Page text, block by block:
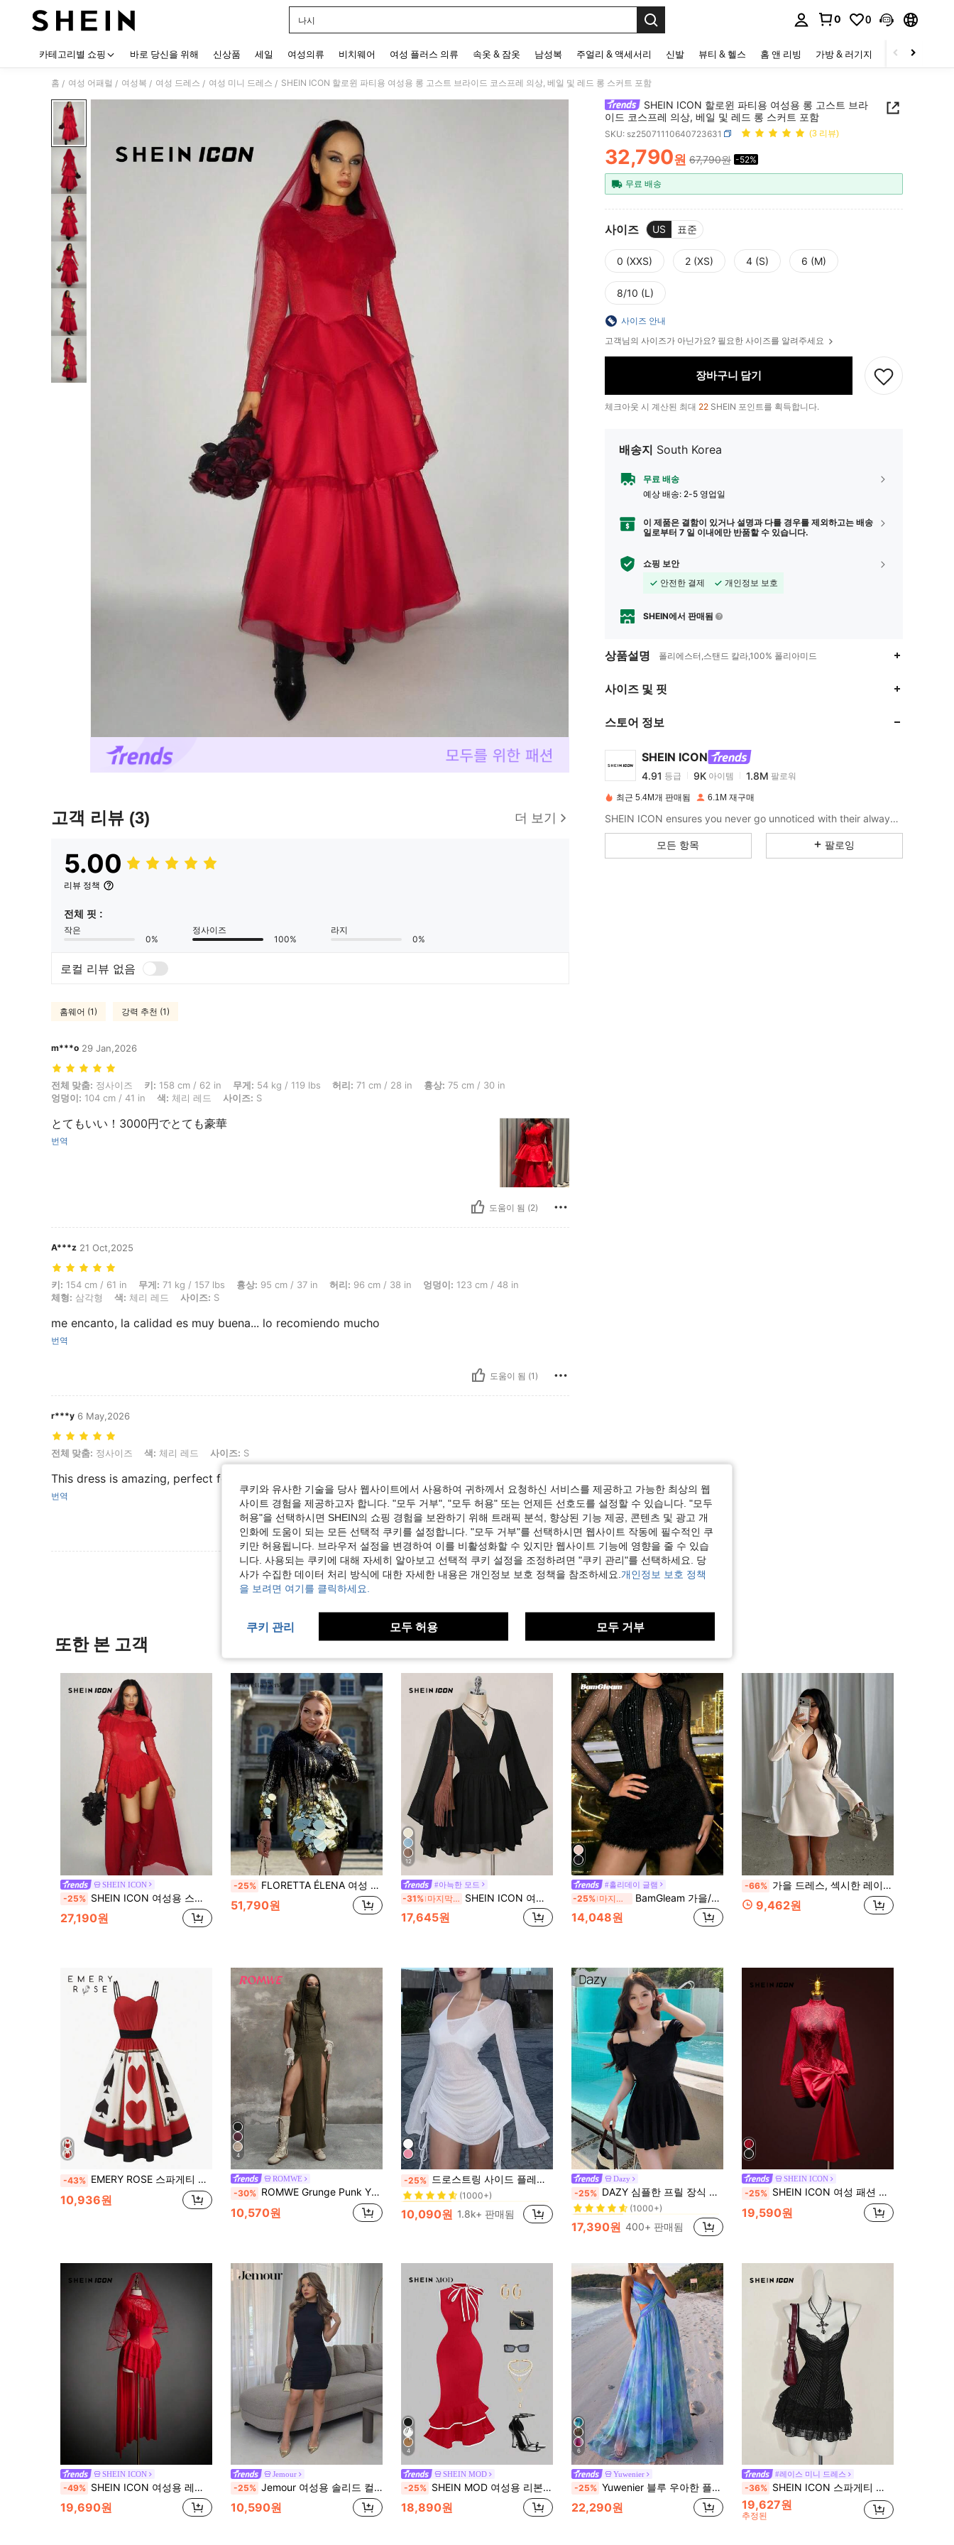
나시
0 0
카테고리별 쇼핑 바로 당신을 위해 신상품 세일 여성의류 비치웨어 여성 플러스 의류 속옷 & 잠옷 남성복 주얼리 & 액세서리 신발 뷰티 & 헬스 홈 앤 리빙 가방 & 러기지 스포츠 & 아웃
홈 / 여성 어패럴 / 여성복 / 여성 드레스 / 여성 미니 드레스 / SHEIN ICON 할로윈 파티용 여성용 롱 고스트 브라이드 코스프레 의상, 베일 및 레드 롱 스커트 포함
고객 리뷰 (3) 더 보기
5.00
리뷰 정책
전체 핏 :
작은
0%
정사이즈
100%
라지
0%
로컬 리뷰 없음
홈웨어 (1) 강력 추천 (1)
m***o 29 Jan,2026
전체 맞춤: 정사이즈, 키: 158 cm / 62 in, 무게: 54 kg / 119 lbs, 허리: 71 cm / 28 in, 흉상: 75 cm / 30 in, 엉덩이: 104 cm / 41 in, 색: 체리 레드, 사이즈: S
전체 맞춤: 정사이즈 키: 158 cm / 62 in 무게: 54 kg / 119 lbs 허리: 71 cm / 28 in 흉상: 75 cm / 30 in
엉덩이: 104 cm / 41 in 색: 체리 레드 사이즈: S
とてもいい！3000円でとても豪華
번역
도움이 됨 (2)
A***z 21 Oct,2025
키: 154 cm / 61 in, 무게: 71 kg / 157 lbs, 흉상: 95 cm / 37 in, 허리: 96 cm / 38 in, 엉덩이: 123 cm / 48 in, 체형: 삼각형, 색: 체리 레드, 사이즈: S
키: 154 cm / 61 in 무게: 71 kg / 157 lbs 흉상: 95 cm / 37 in 허리: 96 cm / 38 in 엉덩이: 123 cm / 48 in
체형: 삼각형 색: 체리 레드 사이즈: S
me encanto, la calidad es muy buena... lo recomiendo mucho
번역
도움이 됨 (1)
r***y 6 May,2026
전체 맞춤: 정사이즈, 색: 체리 레드, 사이즈: S
전체 맞춤: 정사이즈 색: 체리 레드 사이즈: S
This dress is amazing, perfect for Lydia deetz.
번역
도움이 됨 (0)
SHEIN ICON 할로윈 파티용 여성용 롱 고스트 브라
이드 코스프레 의상, 베일 및 레드 롱 스커트 포함
SKU: sz25071110640723631 (3 리뷰)
PRICE AND AVAILABILITY
32,790원 67,790원 -52%
무료 배송
사이즈 US 표준
0 (XXS) 2 (XS) 4 (S) 6 (M)
8/10 (L)
사이즈 안내
고객님의 사이즈가 아닌가요? 필요한 사이즈를 알려주세요
장바구니 담기
체크아웃 시 계산된 최대 22 SHEIN 포인트를 획득합니다.
배송지 South Korea
무료 배송
예상 배송: 2-5 영업일
이 제품은 결함이 있거나 설명과 다를 경우를 제외하고는 배송
일로부터 7 일 이내에만 반품할 수 있습니다.
쇼핑 보안
안전한 결제
개인정보 보호
SHEIN에서 판매됨
상품설명 폴리에스터,스탠드 칼라,100% 폴리아미드
사이즈 및 핏
스토어 정보
SHEIN ICON
4.91
4.91
1.8M
w***9이(가)하루 전에지불됨
4.91 9K
최근 5.4M개 판매됨 6.1M 재구매
SHEIN ICON ensures you never go unnoticed with their always-trendy & equally edgy looks.
모든 항목 팔로잉
또한 본 고객
SHEIN ICON
-25% SHEIN ICON 여성용 스탠드 칼라 레이스 메쉬 단계형 비대칭 헴 의상 드레스
27,190원
-25% FLORETTA ÉLENA 여성 스팽글 장식 스탠드 칼라 긴 소매 짧은 파티 드레스, 파티/모임용
51,790원
12
#아늑한 모드
-31% 마지막 3일 SHEIN ICON 여성용 단색 V넥 허리 졸라매는 우아한 긴소매 미니 드레스
17,645원
#홀리데이 글램
-25% 마지막 3일 BamGleam 가을/겨울 고급 파티 메쉬 패치워크 퍼지 여성용 긴팔 드레스
14,048원
-66% 가을 드레스, 섹시한 레이스업 긴팔 드레스, 우아한 여성 드레스, 생일, 데이트, 칵테일 파티, 살구색 드레스, 결혼식에 적합
9,462원
-43% EMERY ROSE 스파게티 스트랩 맥시 여성 정장이 있는 여성용 플리츠 포커 프린트 캐주얼 루즈핏 롱 드레스
10,936원
4
ROMWE
-30% ROMWE Grunge Punk Y2K 밀레니엄 빈티지 아포칼립스 황폐지 스타일 후드 깊은 V넥 하이 슬릿 드레스
10,570원
-25% 드로스트링 사이드 플레어 소매 비대칭 넥라인 브라리스 화이트 봄 우아한 웨딩 게스트 드레스
#1 TOP 3위 직물 여성 미니 드레스
(1000+)
#1 TOP 3위
직물 여성 미니 드레스
(1000+)
#1 TOP 3위
직물 여성 미니 드레스
(1000+)
#1 TOP 3위
직물 여성 미니 드레스
10,090원 1.8k+ 판매됨
Dazy
-25% DAZY 심플한 프릴 장식 원피스 수영복, 여름 해변 휴가용 여성 의상
#3 TOP 3위
에서 콘트라스트 레이스 여성 드레스
(1000+)
#3 TOP 3위
(1000+)
#3 TOP 3위
(1000+)
#3 TOP 3위
에서 콘트라스트 레이스 여성 드레스
17,390원 400+ 판매됨
SHEIN ICON
-25% SHEIN ICON 여성 패션 섹시한 대비 레이스 활 장식 시어 레드 포멀 휴가 결혼식 생일 발렌타인 데이 파티 데이트 나이트 미니 드레스
19,590원
SHEIN ICON
-49% SHEIN ICON 여성용 레드 할로윈 미니 스탠드 칼라 레이스 메쉬 티어드 비대칭 헴 코스튬 드레스
19,690원
Jemour
-25% Jemour 여성용 솔리드 컬러 스탠드 칼라 민소매 플리츠 슬림 핏 미니 드레스
10,590원
4
SHEIN MOD
-25% SHEIN MOD 여성용 리본 칼라 민소매 드레스
18,890원
6
Yuwenier
-25% Yuwenier 블루 우아한 플로럴 메쉬 맥시 드레스 스파게티 스트랩 크리스크로스 컷아웃 허리 백 타이 롱 플로잉 쉬폰 드레스 여성용 비치 파티
22,290원
#레이스 미니 드레스
-36% SHEIN ICON 스파게티 스트랩 스트라이프 대비 레이스 헴 여성 Y2K 고스 섹시 미니 드레스 사무실 여성 아웃핏
19,627원
추정된
쿠키와 유사한 기술을 당사 웹사이트에서 사용하여 귀하께서 요청하신 서비스를 제공하고 가능한 최상의 웹
사이트 경험을 제공하고자 합니다. "모두 거부", "모두 허용" 또는 언제든 선호도를 설정할 수 있습니다. "모두
허용"을 선택하시면 SHEIN의 쇼핑 경험을 보완하기 위해 트래픽 분석, 향상된 기능 제공, 콘텐츠 및 광고 개
인화에 도움이 되는 모든 선택적 쿠키를 설정합니다. "모두 거부"를 선택하시면 웹사이트 작동에 필수적인 쿠
키만 허용됩니다. 브라우저 설정을 변경하여 이를 비활성화할 수 있지만 웹사이트 기능에 영향을 줄 수 있습
니다. 사용되는 쿠키에 대해 자세히 알아보고 선택적 쿠키 설정을 조정하려면 "쿠키 관리"를 선택하세요. 당
사가 수집한 데이터 처리 방식에 대한 자세한 내용은 개인정보 보호 정책을 참조하세요. 개인정보 보호 정책
을 보려면 여기를 클릭하세요.
쿠키 관리 모두 허용 모두 거부